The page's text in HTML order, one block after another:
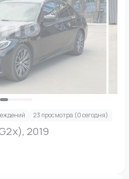
2019
23 просмотра (0 сегодня)